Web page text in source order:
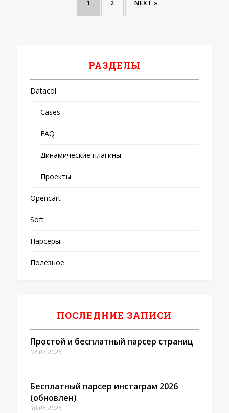
1 2 NEXT »
РАЗДЕЛЫ
Datacol
Cases
FAQ
Динамические плагины
Проекты
Opencart
Soft
Парсеры
Полезное
ПОСЛЕДНИЕ ЗАПИСИ
Простой и бесплатный парсер страниц
04.07.2026
Бесплатный парсер инстаграм 2026
(обновлен)
30.06.2026